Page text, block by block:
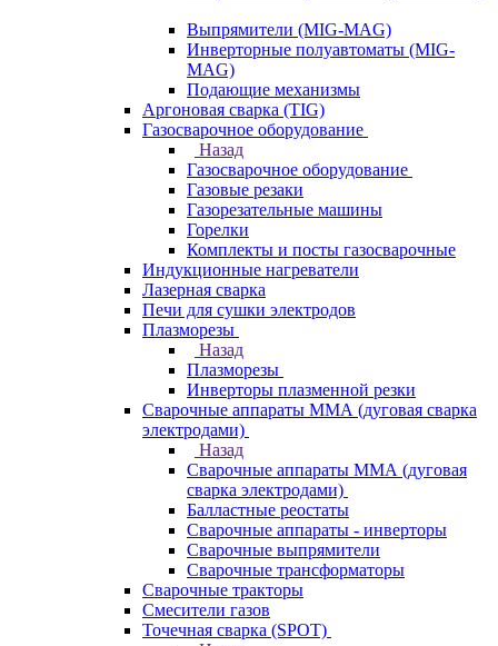
Выпрямители (MIG-MAG)
Инверторные полуавтоматы (MIG-
MAG)
Подающие механизмы
Аргоновая сварка (TIG)
Газосварочное оборудование
Назад
Газосварочное оборудование
Газовые резаки
Газорезательные машины
Горелки
Комплекты и посты газосварочные
Индукционные нагреватели
Лазерная сварка
Печи для сушки электродов
Плазморезы
Назад
Плазморезы
Инверторы плазменной резки
Сварочные аппараты ММА (дуговая сварка
электродами)
Назад
Сварочные аппараты ММА (дуговая
сварка электродами)
Балластные реостаты
Сварочные аппараты - инверторы
Сварочные выпрямители
Сварочные трансформаторы
Сварочные тракторы
Смесители газов
Точечная сварка (SPOT)